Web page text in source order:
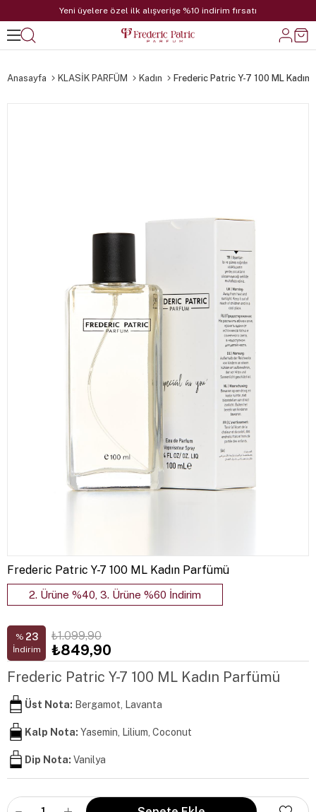
Yeni üyelere özel ilk alışverişe %10 indirim fırsatı
Anasayfa KLASİK PARFÜM Kadın Frederic Patric Y-7 100 ML Kadın
Frederic Patric Y-7 100 ML Kadın Parfümü
2. Ürüne %40, 3. Ürüne %60 İndirim
% 23
İndirim
₺1.099,90
₺849,90
Frederic Patric Y-7 100 ML Kadın Parfümü
Üst Nota: Bergamot, Lavanta
Kalp Nota: Yasemin, Lilium, Coconut
Dip Nota: Vanilya